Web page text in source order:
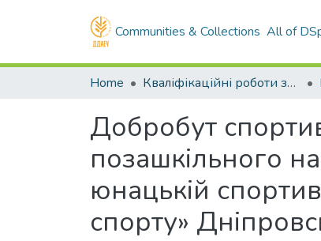
Communities & Collections All of
Home Кваліфікаційні роботи здобувачів вищої освіти
Добробут
позашкільного
юнацькій
спорту»